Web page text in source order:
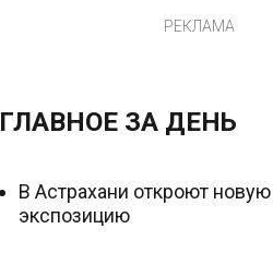
РЕКЛАМА
ГЛАВНОЕ ЗА ДЕНЬ
В Астрахани откроют
экспозицию